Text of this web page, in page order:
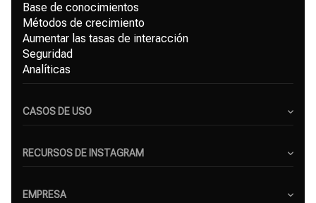
Base de conocimientos
Métodos de crecimiento
Aumentar las tasas de interacción
Seguridad
Analíticas
CASOS DE USO
Pequeñas empresas
Freelancers
RECURSOS DE INSTAGRAM
Generador de hashtags para Instagram
EMPRESA